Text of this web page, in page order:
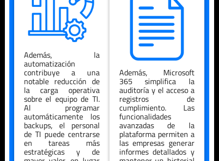
Además, la
automatización
contribuye a una
notable reducción de
la carga operativa
sobre el equipo de TI.
Al programar
automáticamente los
backups, el personal
de TI puede centrarse
en tareas más
estratégicas y de
Además, Microsoft
365 simplifica la
auditoría y el acceso a
registros de
cumplimiento. Las
funcionalidades
avanzadas de la
plataforma permiten a
las empresas generar
informes detallados y